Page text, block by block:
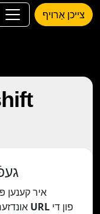
צייכן אַרויף
איר קענען
URL